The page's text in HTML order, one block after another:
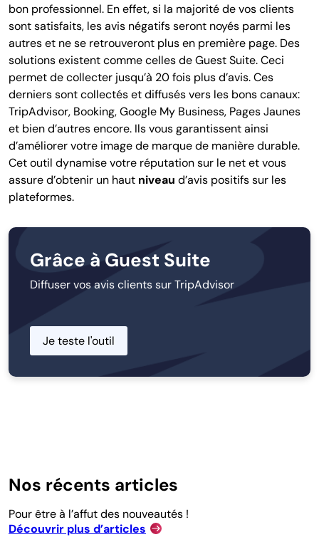
bon professionnel. En effet, si la majorité de vos clients
sont satisfaits, les avis négatifs seront noyés parmi les
autres et ne se retrouveront plus en première page. Des
solutions existent comme celles de Guest Suite. Ceci
permet de collecter jusqu’à 20 fois plus d’avis. Ces
derniers sont collectés et diffusés vers les bons canaux:
TripAdvisor, Booking, Google My Business, Pages Jaunes
et bien d’autres encore. Ils vous garantissent ainsi
d’améliorer votre image de marque de manière durable.
Cet outil dynamise votre réputation sur le net et vous
assure d’obtenir un haut niveau d’avis positifs sur les
plateformes.
Grâce à Guest Suite
Diffuser vos avis clients sur TripAdvisor
Je teste l'outil
Nos récents articles
Pour être à l’affut des nouveautés !
Découvrir plus d’articles